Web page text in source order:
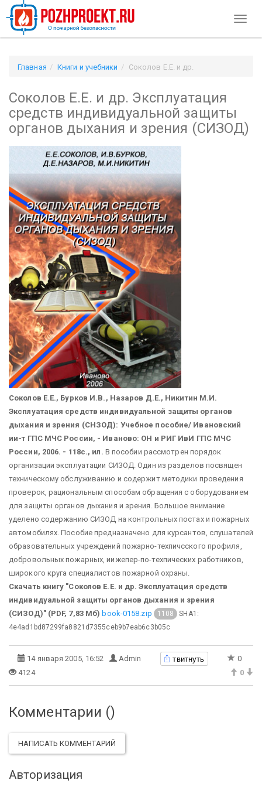
Главная Книги и учебники
Соколов Е.Е. и др.
дыхания и зрения (СИЗОД)
Соколов Е.Е. и др. Эксплуатация
средств индивидуальной защиты
органов дыхания и зрения (СИЗОД)
Соколов Е.Е., Бурков И.В., Назаров Д.Е., Никитин М.И.
Эксплуатация средств индивидуальной защиты органов
дыхания и зрения (СНЗОД): Учебное пособие/ Ивановский
ии-т ГПС МЧС России, - Иваново: ОН и РИГ ИвИ ГПС МЧС
России, 2006. - 118с., ил. В пособии рассмотрен порядок
организации эксплуатации СИЗОД. Один из разделов посвящен
техническому обслуживанию и содержит методики проведения
проверок, рациональным способам обращения с оборудованием
для защиты органов дыхания и зрения. Большое внимание
уделено содержанию СИЗОД на контрольных постах и пожарных
автомобилях. Пособие предназначено для курсантов, слушателей
образовательных учреждений пожарно-техпичсского профиля,
добровольных пожарных, иижепер-по-техпических работников,
широкого круга специалистов пожарной охраны.
Скачать книгу "Соколов Е.Е. и др. Эксплуатация средств
индивидуальной защиты органов дыхания и зрения
(СИЗОД)" (PDF, 7,83 Мб) book-0158.zip 1108
SHA1:
4e4ad1bd87299fa8821d7355ceb9b7eab6c3b05c
14 января 2005, 16:52 Admin твитнуть
0
4124
0
Комментарии ()
НАПИСАТЬ КОММЕНТАРИЙ
Авторизация